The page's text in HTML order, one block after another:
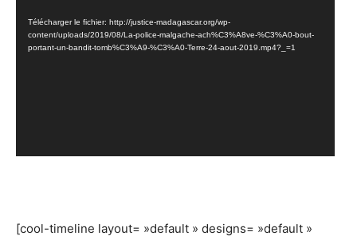
Télécharger le fichier: http://justice-madagascar.org/wp-
content/uploads/2019/08/La-police-malgache-ach%C3%A8ve-%C3%A0-bout-
portant-un-bandit-tomb%C3%A9-%C3%A0-Terre-24-aout-2019.mp4?_=1
[cool-timeline layout= »default » designs= »default »